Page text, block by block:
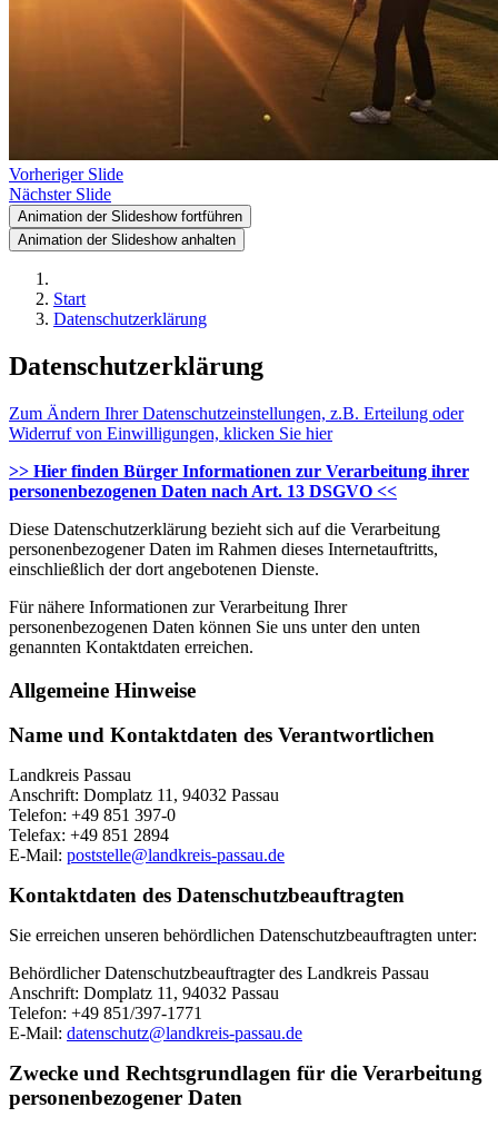
Vorheriger Slide
Nächster Slide
Animation der Slideshow fortführen
Animation der Slideshow anhalten
Start
Datenschutzerklärung
Datenschutzerklärung
Zum Ändern Ihrer Datenschutzeinstellungen, z.B. Erteilung oder
Widerruf von Einwilligungen, klicken Sie hier
>> Hier finden Bürger Informationen zur Verarbeitung ihrer
personenbezogenen Daten nach Art. 13 DSGVO <<
Diese Datenschutzerklärung bezieht sich auf die Verarbeitung
personenbezogener Daten im Rahmen dieses Internetauftritts,
einschließlich der dort angebotenen Dienste.
Für nähere Informationen zur Verarbeitung Ihrer
personenbezogenen Daten können Sie uns unter den unten
genannten Kontaktdaten erreichen.
Allgemeine Hinweise
Name und Kontaktdaten des Verantwortlichen
Landkreis Passau
Anschrift: Domplatz 11, 94032 Passau
Telefon: +49 851 397-0
Telefax: +49 851 2894
E-Mail: poststelle@landkreis-passau.de
Kontaktdaten des Datenschutzbeauftragten
Sie erreichen unseren behördlichen Datenschutzbeauftragten unter:
Behördlicher Datenschutzbeauftragter des Landkreis Passau
Anschrift: Domplatz 11, 94032 Passau
Telefon: +49 851/397-1771
E-Mail: datenschutz@landkreis-passau.de
Zwecke und Rechtsgrundlagen für die Verarbeitung
personenbezogener Daten